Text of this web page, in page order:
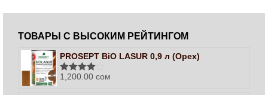
ТОВАРЫ С ВЫСОКИМ РЕЙТИНГОМ
PROSEPT BiO LASUR 0,9 л (Орех)
Оценка
1,200.00 сом